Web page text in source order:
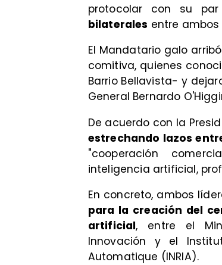
protocolar con su par
bilaterales entre ambos
​El Mandatario galo
comitiva, quienes
Barrio Bellavista- y
General Bernardo
De acuerdo con la
estrechando lazos
"cooperación
inteligencia artificial,
En concreto, ambos
para la creación del
artificial, entre el
Innovación y el
Automatique (INRIA).